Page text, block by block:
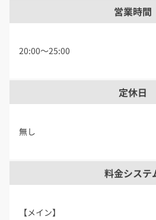
営業時間
20:00〜25:00
定休日
無し
料金システ
【メイン】